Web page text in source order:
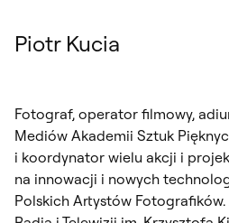
Piotr Kucia
Fotograf, operator filmowy,
Mediów Akademii Sztuk
i koordynator wielu akcji i
na innowacji i nowych
Polskich Artystów